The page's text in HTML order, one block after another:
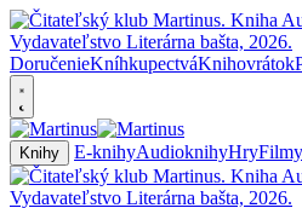
DoručenieKníhkupectváKnihovrátok
Knihy E-knihyAudioknihyHryFilmy